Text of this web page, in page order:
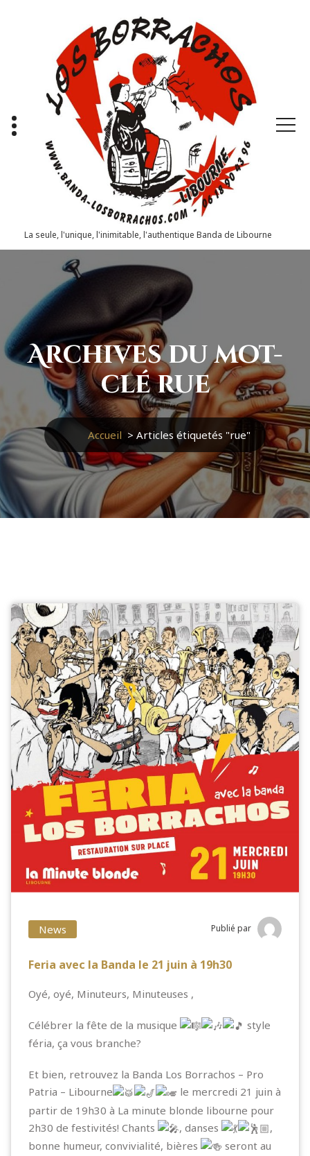
La seule, l'unique, l'inimitable, l'authentique Banda de Libourne
Archives du mot-
clé rue
Accueil > Articles étiquetés "rue"
News Publié par
Feria avec la Banda le 21 juin à 19h30
Oyé, oyé, Minuteurs, Minuteuses ,
Célébrer la fête de la musique
style
féria, ça vous branche?
Et bien, retrouvez la Banda Los Borrachos – Pro
Patria – Libourne
le mercredi 21 juin à
partir de 19h30 à La minute blonde libourne pour
2h30 de festivités! Chants
, danses
,
bonne humeur, convivialité, bières
seront au